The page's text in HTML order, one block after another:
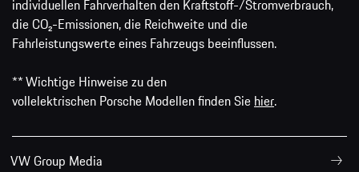
individuellen Fahrverhalten den Kraftstoff-/Stromverbrauch,
die CO₂-Emissionen, die Reichweite und die
Fahrleistungswerte eines Fahrzeugs beeinflussen.
** Wichtige Hinweise zu den
vollelektrischen Porsche Modellen finden Sie hier.
VW Group Media